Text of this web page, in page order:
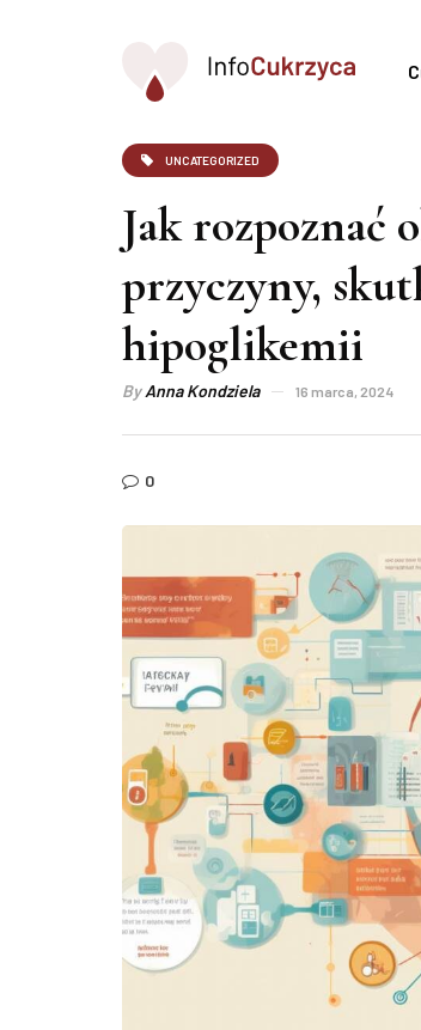
UNCATEGORIZED
Jak rozpoznać
przyczyny,
hipoglikemii
ByAnna Kondziela 16 marca, 2024
0